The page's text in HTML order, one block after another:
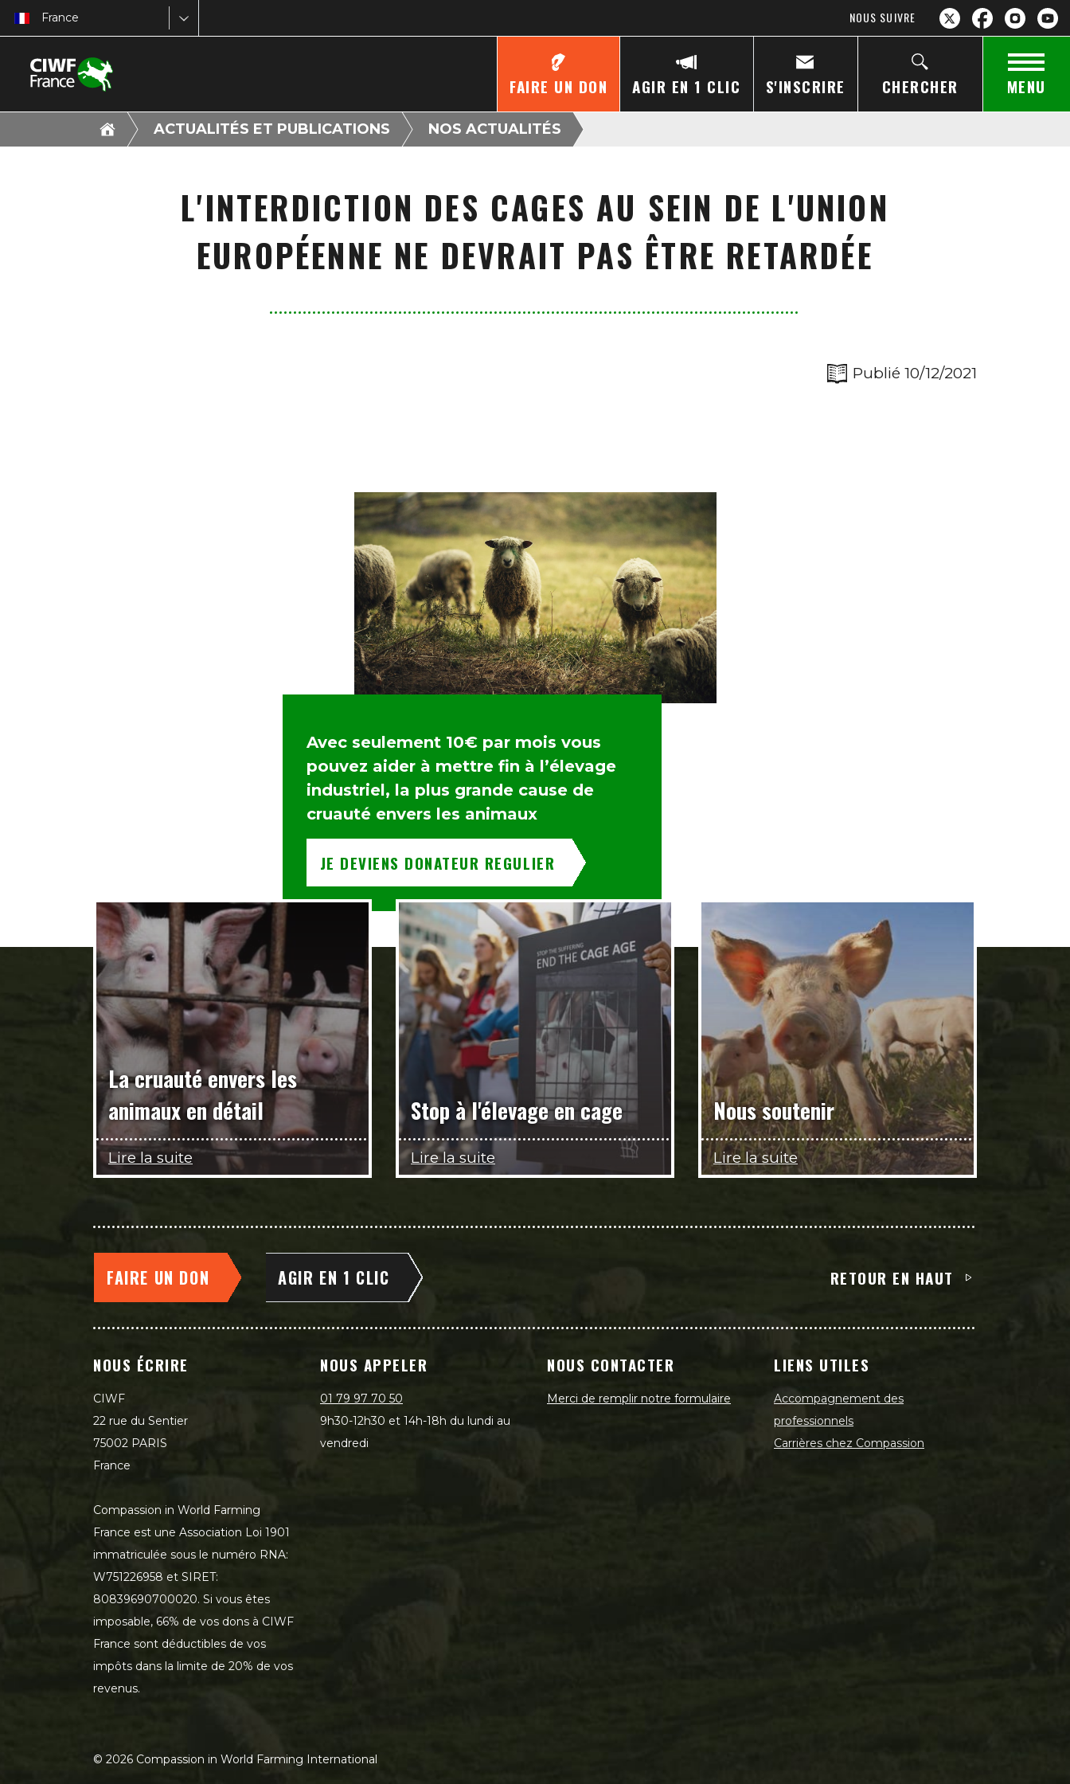
France NOUS SUIVRE
FAIRE UN DON AGIR EN 1 CLIC S'INSCRIRE CHERCHER MENU
ACTUALITÉS ET PUBLICATIONS NOS ACTUALITÉS
L'INTERDICTION DES CAGES AU SEIN DE L'UNION
EUROPÉENNE NE DEVRAIT PAS ÊTRE RETARDÉE
Publié 10/12/2021
Avec seulement 10€ par mois vous
pouvez aider à mettre fin à l’élevage
industriel, la plus grande cause de
cruauté envers les animaux
JE DEVIENS DONATEUR REGULIER
La cruauté envers les
animaux en détail
Lire la suite
Stop à l'élevage en cage
Lire la suite
Nous soutenir
Lire la suite
FAIRE UN DON AGIR EN 1 CLIC RETOUR EN HAUT
NOUS ÉCRIRE
CIWF
22 rue du Sentier
75002 PARIS
France
Compassion in World Farming
France est une Association Loi 1901
immatriculée sous le numéro RNA:
W751226958 et SIRET:
80839690700020. Si vous êtes
imposable, 66% de vos dons à CIWF
France sont déductibles de vos
impôts dans la limite de 20% de vos
revenus.
NOUS APPELER
01 79 97 70 50
9h30-12h30 et 14h-18h du lundi au
vendredi
NOUS CONTACTER
Merci de remplir notre formulaire
LIENS UTILES
Accompagnement des
professionnels
Carrières chez Compassion
© 2026 Compassion in World Farming International